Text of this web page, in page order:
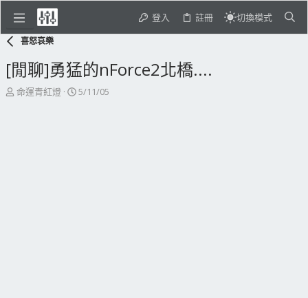
登入 註冊 切換模式
喜怒哀樂
[閒聊]勇猛的nForce2北橋....
主
命運青紅燈
開
5/11/05